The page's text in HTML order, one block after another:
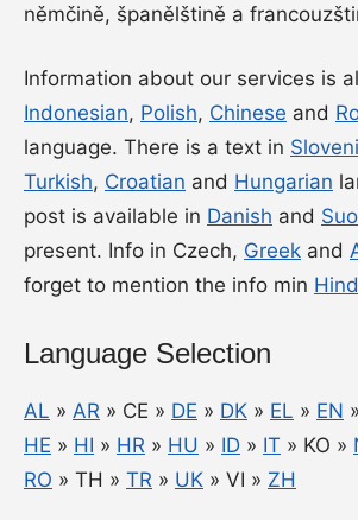
němčině, španělštině a
Information about our services is
Indonesian, Polish, Chinese and
language. There is a text in
Turkish, Croatian and Hungarian
post is available in Danish and
present. Info in Czech, Greek and
forget to mention the info min
Language Selection
AL » AR » CE » DE » DK » EL » EN »
HE » HI » HR » HU » ID » IT » KO »
RO » TH » TR » UK » VI » ZH